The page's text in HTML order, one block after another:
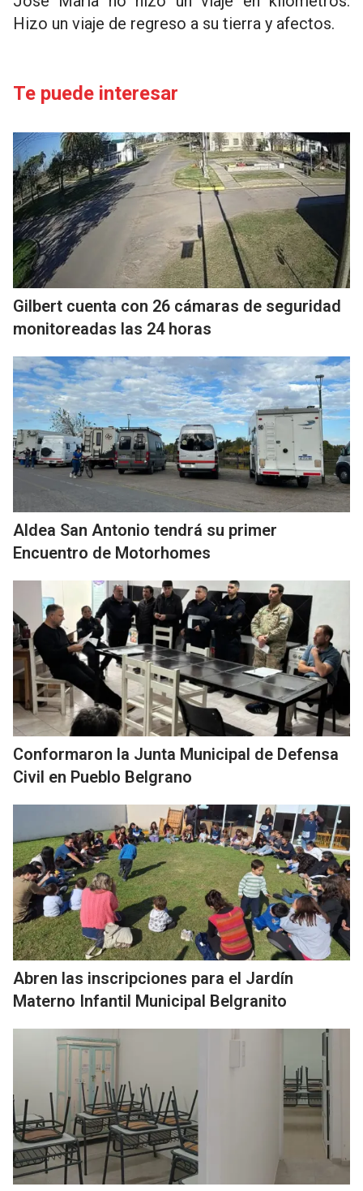
Hizo un viaje de regreso a su tierra y afectos.
Te puede interesar
Gilbert cuenta con 26 cámaras de seguridad
monitoreadas las 24 horas
Aldea San Antonio tendrá su primer
Encuentro de Motorhomes
Conformaron la Junta Municipal de Defensa
Civil en Pueblo Belgrano
Abren las inscripciones para el Jardín
Materno Infantil Municipal Belgranito